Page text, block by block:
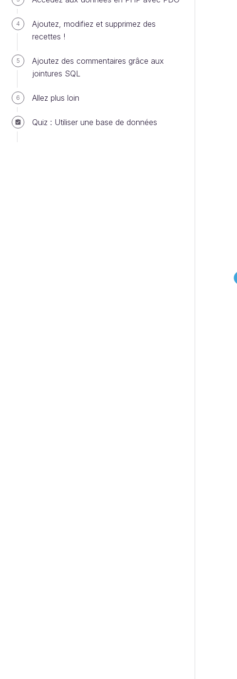
4
Ajoutez, modifiez et supprimez des
recettes !
5
Ajoutez des commentaires grâce aux
jointures SQL
6 Allez plus loin
Quiz : Utiliser une base de données